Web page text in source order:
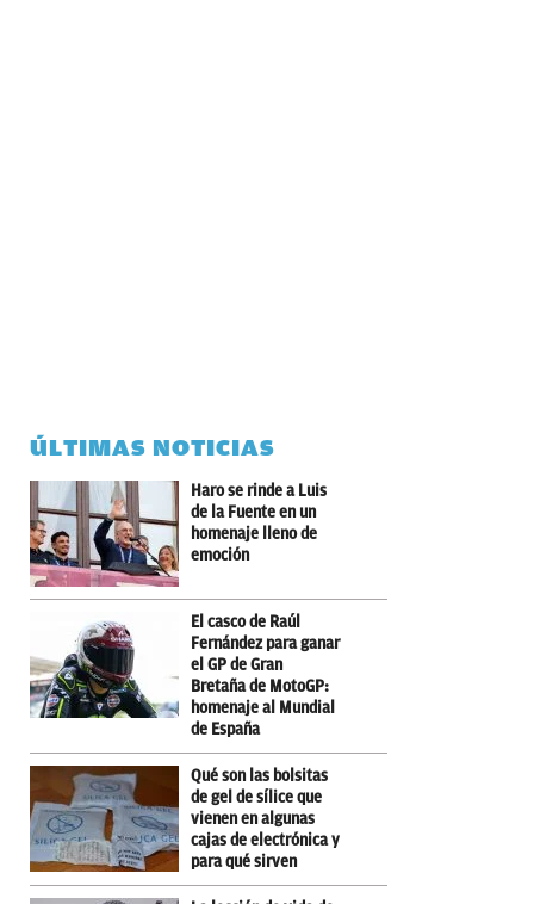
ÚLTIMAS NOTICIAS
Haro se rinde a Luis
de la Fuente en un
homenaje lleno de
emoción
El casco de Raúl
Fernández para ganar
el GP de Gran
Bretaña de MotoGP:
homenaje al Mundial
de España
Qué son las bolsitas
de gel de sílice que
vienen en algunas
cajas de electrónica y
para qué sirven